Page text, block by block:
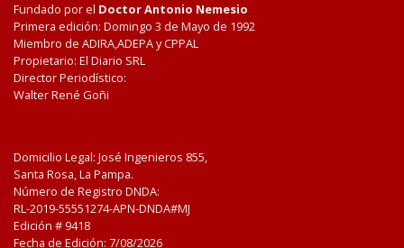
Fundado por el Doctor Antonio Nemesio
Primera edición: Domingo 3 de Mayo de 1992
Miembro de ADIRA,ADEPA y CPPAL
Propietario: El Diario SRL
Director Periodístico:
Walter René Goñi
Domicilio Legal: José Ingenieros 855,
Santa Rosa, La Pampa.
Número de Registro DNDA:
RL-2019-55551274-APN-DNDA#MJ
Edición # 9418
Fecha de Edición: 7/08/2026